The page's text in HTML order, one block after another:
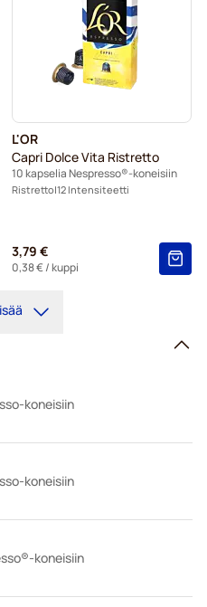
L'OR
Capri Dolce Vita Ristretto
10 kapselia Nespresso®-koneisiin
Ristretto 12 Intensiteetti
3,79 €
0,38 €/ kuppi
koneisiin
koneisiin
koneisiin